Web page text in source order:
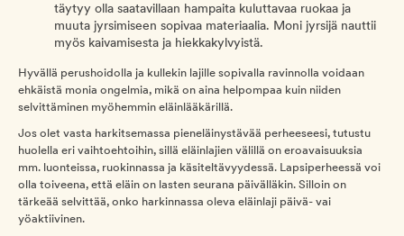
täytyy olla saatavillaan hampaita kuluttavaa ruokaa ja
muuta jyrsimiseen sopivaa materiaalia. Moni jyrsijä nauttii
myös kaivamisesta ja hiekkakylvyistä.
Hyvällä perushoidolla ja kullekin lajille sopivalla ravinnolla voidaan
ehkäistä monia ongelmia, mikä on aina helpompaa kuin niiden
selvittäminen myöhemmin eläinlääkärillä.
Jos olet vasta harkitsemassa pieneläinystävää perheeseesi, tutustu
huolella eri vaihtoehtoihin, sillä eläinlajien välillä on eroavaisuuksia
mm. luonteissa, ruokinnassa ja käsiteltävyydessä. Lapsiperheessä voi
olla toiveena, että eläin on lasten seurana päivälläkin. Silloin on
tärkeää selvittää, onko harkinnassa oleva eläinlaji päivä- vai
yöaktiivinen.